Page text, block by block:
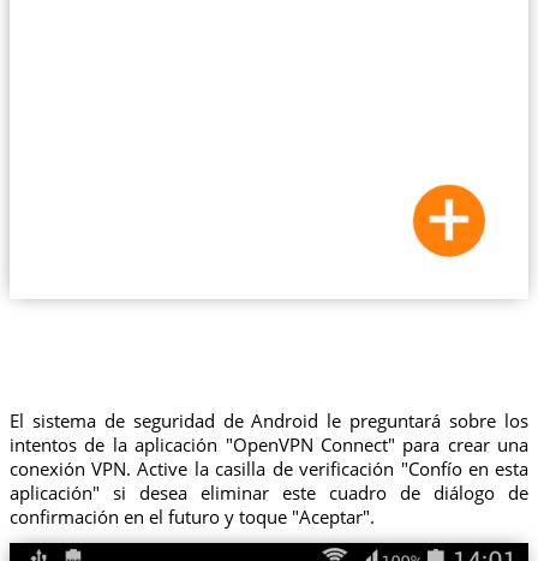
El sistema de seguridad de Android le preguntará sobre los
intentos de la aplicación "OpenVPN Connect" para crear una
conexión VPN. Active la casilla de verificación "Confío en esta
aplicación" si desea eliminar este cuadro de diálogo de
confirmación en el futuro y toque "Aceptar".